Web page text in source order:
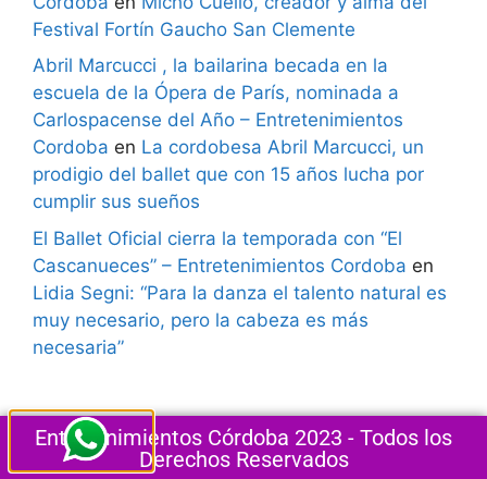
Festival Fortín Gaucho San Clemente
Abril Marcucci , la bailarina becada en la
escuela de la Ópera de París, nominada a
Carlospacense del Año – Entretenimientos
Cordoba en La cordobesa Abril Marcucci, un
prodigio del ballet que con 15 años lucha por
cumplir sus sueños
El Ballet Oficial cierra la temporada con “El
Cascanueces” – Entretenimientos Cordoba en
Lidia Segni: “Para la danza el talento natural es
muy necesario, pero la cabeza es más
necesaria”
Entretenimientos Córdoba 2023 - Todos los
Derechos Reservados